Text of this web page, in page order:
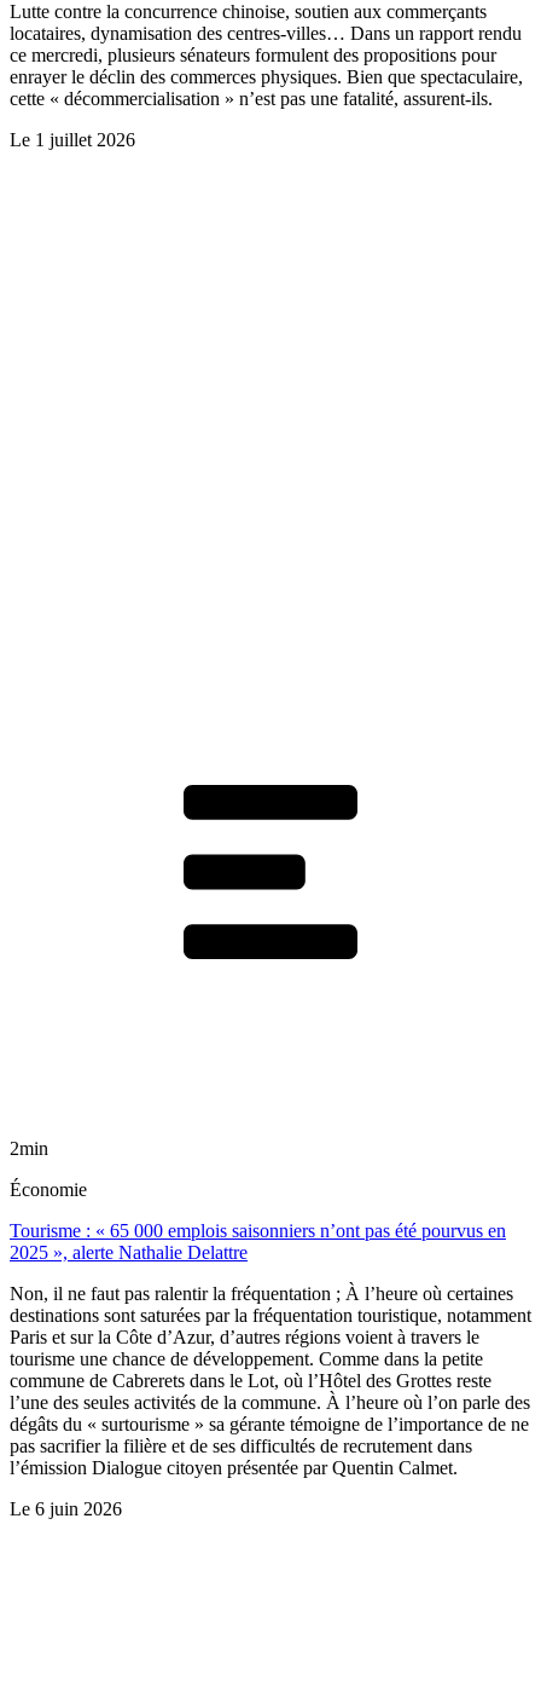
Lutte contre la concurrence chinoise, soutien aux commerçants
locataires, dynamisation des centres-villes… Dans un rapport rendu
ce mercredi, plusieurs sénateurs formulent des propositions pour
enrayer le déclin des commerces physiques. Bien que spectaculaire,
cette « décommercialisation » n’est pas une fatalité, assurent-ils.
Le 1 juillet 2026
2min
Économie
Tourisme : « 65 000 emplois saisonniers n’ont pas été pourvus en
2025 », alerte Nathalie Delattre
Non, il ne faut pas ralentir la fréquentation ; À l’heure où certaines
destinations sont saturées par la fréquentation touristique, notamment
Paris et sur la Côte d’Azur, d’autres régions voient à travers le
tourisme une chance de développement. Comme dans la petite
commune de Cabrerets dans le Lot, où l’Hôtel des Grottes reste
l’une des seules activités de la commune. À l’heure où l’on parle des
dégâts du « surtourisme » sa gérante témoigne de l’importance de ne
pas sacrifier la filière et de ses difficultés de recrutement dans
l’émission Dialogue citoyen présentée par Quentin Calmet.
Le 6 juin 2026